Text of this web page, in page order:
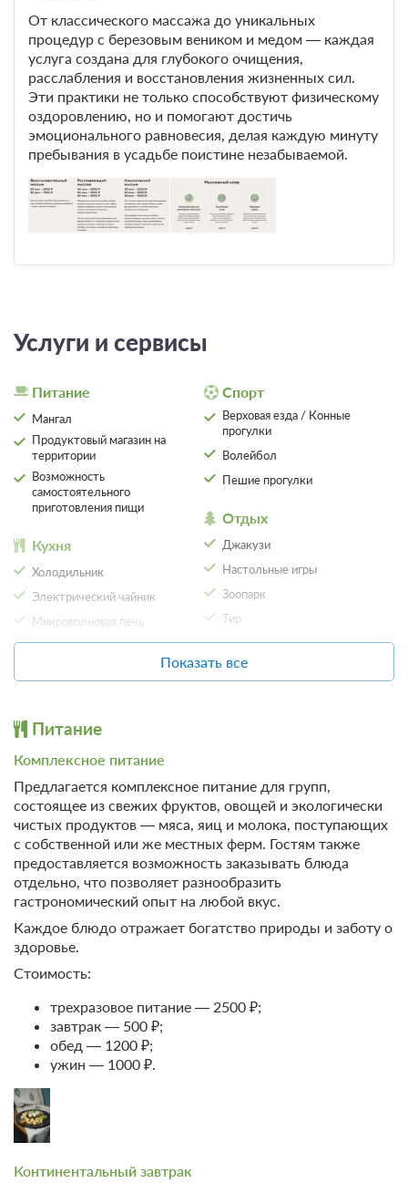
От классического массажа до уникальных
процедур с березовым веником и медом — каждая
услуга создана для глубокого очищения,
расслабления и восстановления жизненных сил.
Эти практики не только способствуют физическому
оздоровлению, но и помогают достичь
эмоционального равновесия, делая каждую минуту
пребывания в усадьбе поистине незабываемой.
Услуги и сервисы
Питание
Мангал
Продуктовый магазин на
территории
Возможность
самостоятельного
приготовления пищи
Кухня
Холодильник
Электрический чайник
Микроволновая печь
Рыболовные снасти
Приготовление трофеев
Спорт
Верховая езда / Конные
прогулки
Волейбол
Пешие прогулки
Отдых
Джакузи
Настольные игры
Зоопарк
Тир
SPA
Баня
Общие
Удобства в номере
Показать все
Питание
Комплексное питание
Предлагается комплексное питание для групп,
состоящее из свежих фруктов, овощей и экологически
чистых продуктов — мяса, яиц и молока, поступающих
с собственной или же местных ферм. Гостям также
предоставляется возможность заказывать блюда
отдельно, что позволяет разнообразить
гастрономический опыт на любой вкус.
Каждое блюдо отражает богатство природы и заботу о
здоровье.
Стоимость:
трехразовое питание — 2500 ₽;
завтрак — 500 ₽;
обед — 1200 ₽;
ужин — 1000 ₽.
Континентальный завтрак